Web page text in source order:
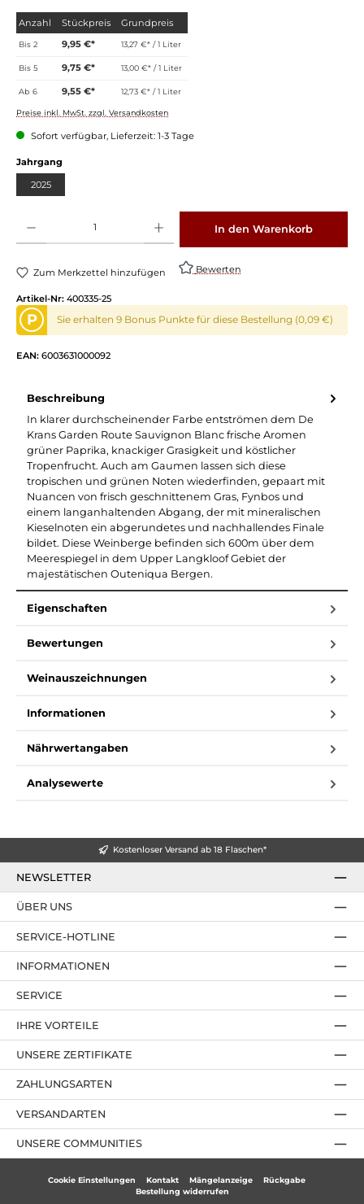
Anzahl Stückpreis Grundpreis
Bis2 9,95 €* 13,27 €* / 1 Liter
Bis5 9,75 €* 13,00 €* / 1 Liter
Ab6 9,55 €* 12,73 €* / 1 Liter
Preise inkl. MwSt. zzgl. Versandkosten
Sofort verfügbar, Lieferzeit: 1-3 Tage
Jahrgang
2025
In den Warenkorb
Zum Merkzettel hinzufügen Bewerten
Artikel-Nr: 400335-25
P Sie erhalten 9 Bonus Punkte für diese Bestellung (0,09 €)
EAN: 6003631000092
Beschreibung
In klarer durchscheinender Farbe entströmen dem De
Krans Garden Route Sauvignon Blanc frische Aromen
grüner Paprika, knackiger Grasigkeit und köstlicher
Tropenfrucht. Auch am Gaumen lassen sich diese
tropischen und grünen Noten wiederfinden, gepaart mit
Nuancen von frisch geschnittenem Gras, Fynbos und
einem langanhaltenden Abgang, der mit mineralischen
Kieselnoten ein abgerundetes und nachhallendes Finale
bildet. Diese Weinberge befinden sich 600m über dem
Meerespiegel in dem Upper Langkloof Gebiet der
majestätischen Outeniqua Bergen.
Eigenschaften
Bewertungen
Weinauszeichnungen
Informationen
Nährwertangaben
Analysewerte
Kostenloser Versand ab 18 Flaschen*
NEWSLETTER
SERVICE-HOTLINE
IHRE VORTEILE
ZAHLUNGSARTEN
ÜBER UNS
UNSERE ZERTIFIKATE
INFORMATIONEN
SERVICE
UNSERE COMMUNITIES
VERSANDARTEN
Cookie Einstellungen Kontakt Mängelanzeige
Rückgabe
Bestellung widerrufen